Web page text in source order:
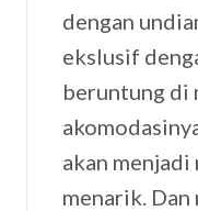
dengan
ekslusif
beruntung di
akan
menarik.